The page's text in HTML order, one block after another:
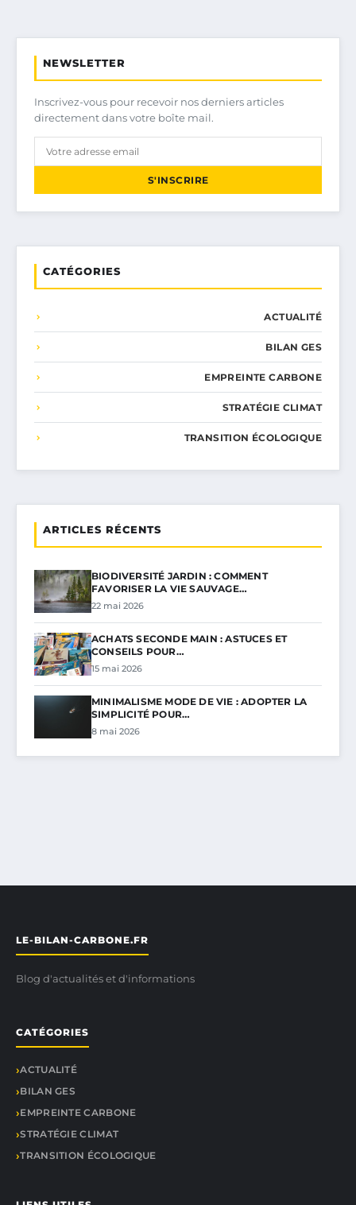
NEWSLETTER
Inscrivez-vous pour recevoir nos derniers articles
directement dans votre boîte mail.
S'INSCRIRE
CATÉGORIES
ACTUALITÉ
BILAN GES
EMPREINTE CARBONE
STRATÉGIE CLIMAT
TRANSITION ÉCOLOGIQUE
ARTICLES RÉCENTS
BIODIVERSITÉ JARDIN : COMMENT
FAVORISER LA VIE SAUVAGE…
22 mai 2026
ACHATS SECONDE MAIN : ASTUCES ET
CONSEILS POUR…
15 mai 2026
MINIMALISME MODE DE VIE : ADOPTER LA
SIMPLICITÉ POUR…
8 mai 2026
LE-BILAN-CARBONE.FR
Blog d'actualités et d'informations
CATÉGORIES
ACTUALITÉ
BILAN GES
EMPREINTE CARBONE
STRATÉGIE CLIMAT
TRANSITION ÉCOLOGIQUE